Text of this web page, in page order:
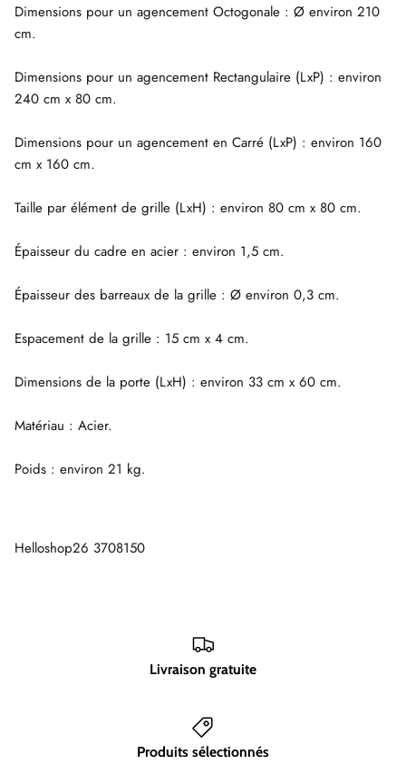
Dimensions pour un agencement Octogonale : Ø environ 210
cm.
Dimensions pour un agencement Rectangulaire (LxP) : environ
240 cm x 80 cm.
Dimensions pour un agencement en Carré (LxP) : environ 160
cm x 160 cm.
Taille par élément de grille (LxH) : environ 80 cm x 80 cm.
Épaisseur du cadre en acier : environ 1,5 cm.
Épaisseur des barreaux de la grille : Ø environ 0,3 cm.
Espacement de la grille : 15 cm x 4 cm.
Dimensions de la porte (LxH) : environ 33 cm x 60 cm.
Matériau : Acier.
Poids : environ 21 kg.
Helloshop26 3708150
Livraison gratuite
Produits sélectionnés